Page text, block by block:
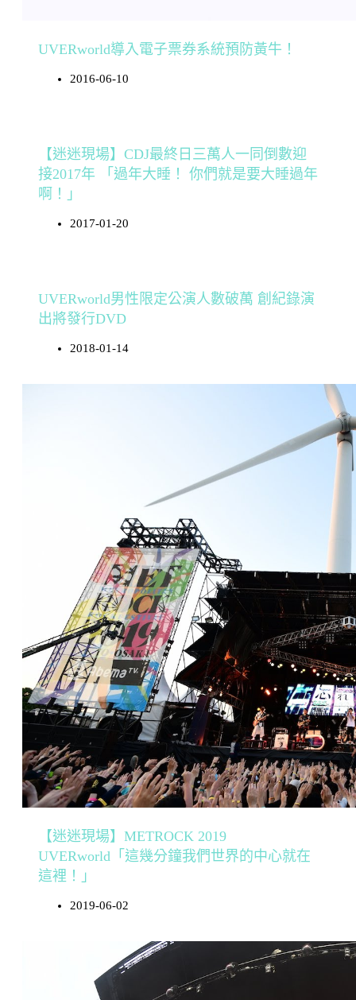
UVERworld導入電子票券系統預防黃牛！
2016-06-10
【迷迷現場】CDJ最終日三萬人一同倒數迎
接2017年 「過年大睡！ 你們就是要大睡過年
啊！」
2017-01-20
UVERworld男性限定公演人數破萬 創紀錄演
出將發行DVD
2018-01-14
【迷迷現場】METROCK 2019
UVERworld「這幾分鐘我們世界的中心就在
這裡！」
2019-06-02